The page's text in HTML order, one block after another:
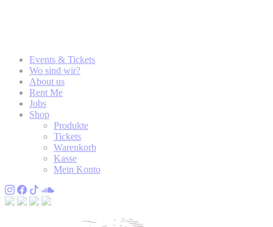
Events & Tickets
Wo sind wir?
About us
Rent Me
Jobs
Shop
Produkte
Tickets
Warenkorb
Kasse
Mein Konto